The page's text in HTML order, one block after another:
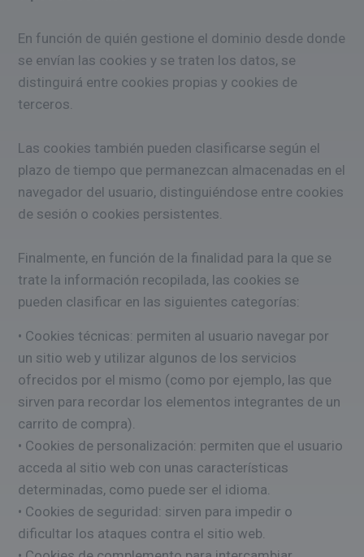
En función de quién gestione el dominio desde donde
se envían las cookies y se traten los datos, se
distinguirá entre cookies propias y cookies de
terceros.
Las cookies también pueden clasificarse según el
plazo de tiempo que permanezcan almacenadas en el
navegador del usuario, distinguiéndose entre cookies
de sesión o cookies persistentes.
Finalmente, en función de la finalidad para la que se
trate la información recopilada, las cookies se
pueden clasificar en las siguientes categorías:
• Cookies técnicas: permiten al usuario navegar por
un sitio web y utilizar algunos de los servicios
ofrecidos por el mismo (como por ejemplo, las que
sirven para recordar los elementos integrantes de un
carrito de compra).
• Cookies de personalización: permiten que el usuario
acceda al sitio web con unas características
determinadas, como puede ser el idioma.
• Cookies de seguridad: sirven para impedir o
dificultar los ataques contra el sitio web.